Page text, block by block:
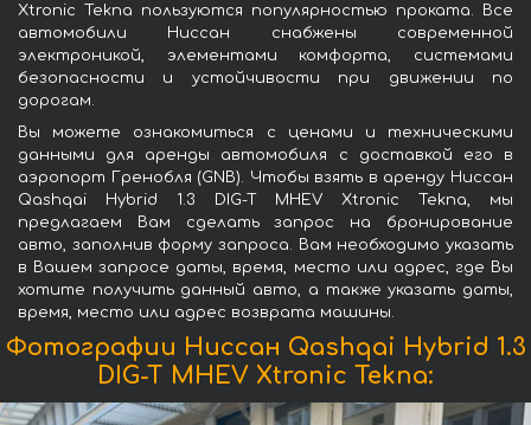
Xtronic Tekna пользуются популярностью проката. Все
автомобили Ниссан снабжены современной
электроникой, элементами комфорта, системами
безопасности и устойчивости при движении по
дорогам.
Вы можете ознакомиться с ценами и техническими
данными для аренды автомобиля с доставкой его в
аэропорт Гренобля (GNB). Чтобы взять в аренду Ниссан
Qashqai Hybrid 1.3 DIG-T MHEV Xtronic Tekna, мы
предлагаем Вам сделать запрос на бронирование
авто, заполнив форму запроса. Вам необходимо указать
в Вашем запросе даты, время, место или адрес, где Вы
хотите получить данный авто, а также указать даты,
время, место или адрес возврата машины.
Фотографии Ниссан Qashqai Hybrid 1.3
DIG-T MHEV Xtronic Tekna: